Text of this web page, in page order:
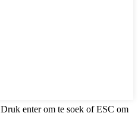
Druk enter om te soek of ESC om